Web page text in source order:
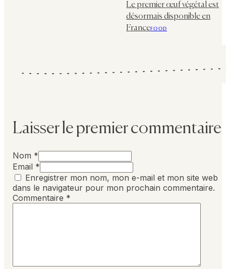
Le premier œuf végétal est
désormais disponible en
FranceFOOD
Laisser le premier commentaire
Nom *
Email *
Enregistrer mon nom, mon e-mail et mon site web
dans le navigateur pour mon prochain commentaire.
Commentaire *